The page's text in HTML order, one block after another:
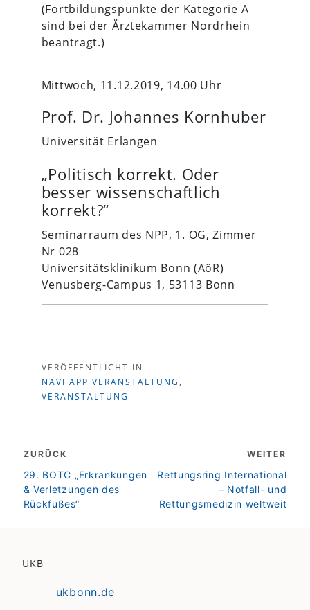
(Fortbildungspunkte der Kategorie A
sind bei der Ärztekammer Nordrhein
beantragt.)
Mittwoch, 11.12.2019, 14.00 Uhr
Prof. Dr. Johannes Kornhuber
Universität Erlangen
„Politisch korrekt. Oder
besser wissenschaftlich
korrekt?“
Seminarraum des NPP, 1. OG, Zimmer
Nr 028
Universitätsklinikum Bonn (AöR)
Venusberg-Campus 1, 53113 Bonn
VERÖFFENTLICHT IN
NAVI APP VERANSTALTUNG ,
VERANSTALTUNG
ZURÜCK
zurück
29. BOTC „Erkrankungen
& Verletzungen des
Rückfußes“
WEITER
weiter
Rettungsring International
– Notfall- und
Rettungsmedizin weltweit
UKB
ukbonn.de